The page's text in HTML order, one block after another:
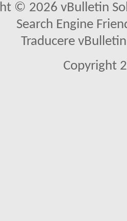
© 2026 vBulletin
Search Engine
Traducere
Copyright